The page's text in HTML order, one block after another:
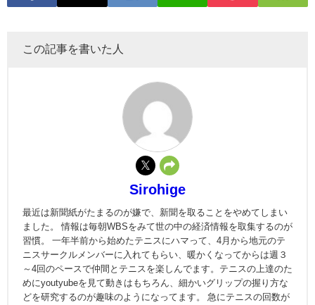
この記事を書いた人
Sirohige
最近は新聞紙がたまるのが嫌で、新聞を取ることをやめてしまい
ました。 情報は毎朝WBSをみて世の中の経済情報を取集するのが
習慣。 一年半前から始めたテニスにハマって、4月から地元のテ
ニスサークルメンバーに入れてもらい、暖かくなってからは週３
～4回のペースで仲間とテニスを楽しんでます。テニスの上達のた
めにyoutyubeを見て動きはもちろん、細かいグリップの握り方な
どを研究するのが趣味のようになってます。 急にテニスの回数が